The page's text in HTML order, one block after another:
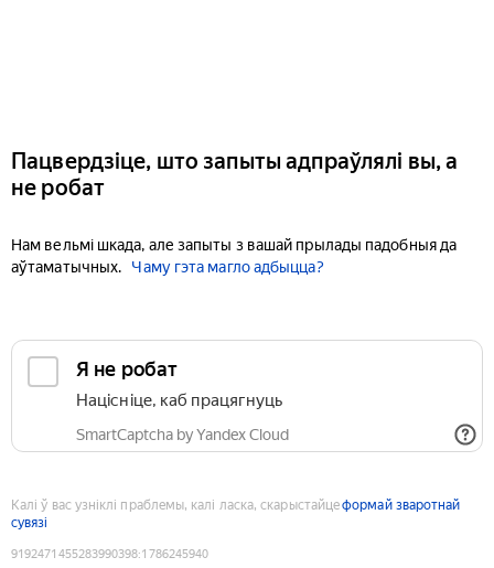
Пацвердзіце, што запыты адпраўлялі вы, а
не робат
Нам вельмі шкада, але запыты з вашай прылады падобныя да
аўтаматычных.
Чаму гэта магло адбыцца?
Я не робат
Націсніце, каб працягнуць
SmartCaptcha by Yandex Cloud
Калі ў вас узніклі праблемы, калі ласка, скарыстайцеформай зваротнай
сувязі
9192471455283990398:1786245940